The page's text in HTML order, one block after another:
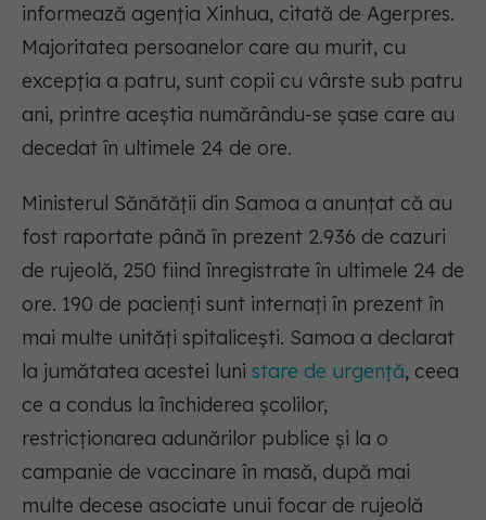
informează agenţia Xinhua, citată de Agerpres.
Majoritatea persoanelor care au murit, cu
excepţia a patru, sunt copii cu vârste sub patru
ani, printre aceştia numărându-se şase care au
decedat în ultimele 24 de ore.
Ministerul Sănătăţii din Samoa a anunţat că au
fost raportate până în prezent 2.936 de cazuri
de rujeolă, 250 fiind înregistrate în ultimele 24 de
ore. 190 de pacienţi sunt internaţi în prezent în
mai multe unităţi spitaliceşti. Samoa a declarat
la jumătatea acestei luni stare de urgenţă, ceea
ce a condus la închiderea şcolilor,
restricţionarea adunărilor publice şi la o
campanie de vaccinare în masă, după mai
multe decese asociate unui focar de rujeolă